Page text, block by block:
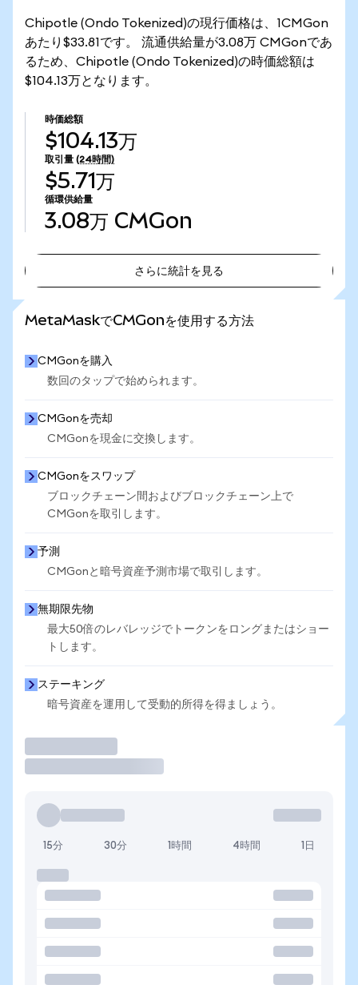
Chipotle (Ondo Tokenized)の現行価格は、1CMGon
あたり$33.81です。 流通供給量が3.08万 CMGonであ
るため、Chipotle (Ondo Tokenized)の時価総額は
$104.13万となります。
時価総額
$104.13万
取引量 (24時間)
$5.71万
循環供給量
3.08万 CMGon
さらに統計を見る
MetaMaskでCMGonを使用する方法
CMGonを購入
数回のタップで始められます。
CMGonを売却
CMGonを現金に交換します。
CMGonをスワップ
ブロックチェーン間およびブロックチェーン上で
CMGonを取引します。
予測
CMGonと暗号資産予測市場で取引します。
無期限先物
最大50倍のレバレッジでトークンをロングまたはショー
トします。
ステーキング
暗号資産を運用して受動的所得を得ましょう。
15分 30分 1時間 4時間 1日